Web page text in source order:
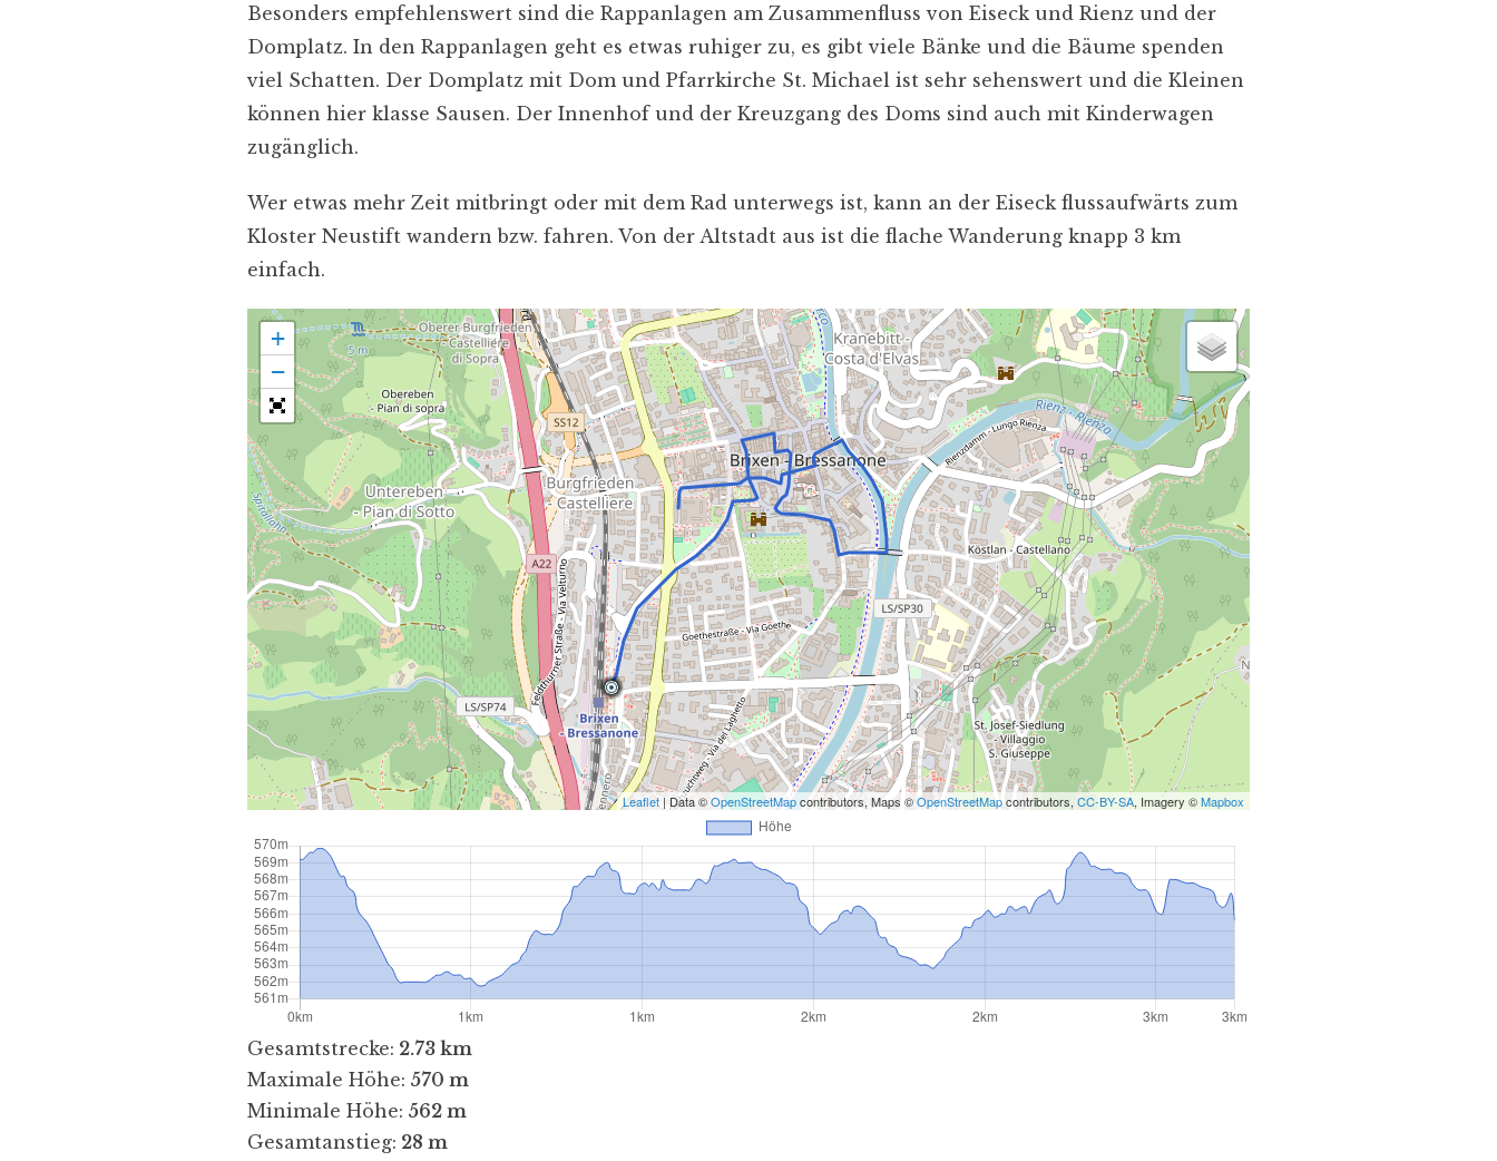
Besonders empfehlenswert sind die Rappanlagen am Zusammenfluss von Eiseck und Rienz und der
Domplatz. In den Rappanlagen geht es etwas ruhiger zu, es gibt viele Bänke und die Bäume spenden
viel Schatten. Der Domplatz mit Dom und Pfarrkirche St. Michael ist sehr sehenswert und die Kleinen
können hier klasse Sausen. Der Innenhof und der Kreuzgang des Doms sind auch mit Kinderwagen
zugänglich.
Wer etwas mehr Zeit mitbringt oder mit dem Rad unterwegs ist, kann an der Eiseck flussaufwärts zum
Kloster Neustift wandern bzw. fahren. Von der Altstadt aus ist die flache Wanderung knapp 3 km
einfach.
+
−
Leaflet| Data ©OpenStreetMapcontributors, Maps ©OpenStreetMapcontributors,CC-BY-SA, Imagery ©Mapbox
Gesamtstrecke: 2.73 km
Maximale Höhe: 570 m
Minimale Höhe: 562 m
Gesamtanstieg: 28 m